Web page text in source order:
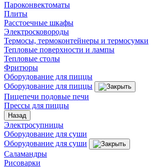
Пароконвектоматы
Плиты
Расстоечные шкафы
Электросковороды
Термосы, термоконтейнеры и термосумки
Тепловые поверхности и лампы
Тепловые столы
Фритюры
Оборудование для пиццы
Оборудование для пиццы
Пицепечи подовые печи
Прессы для пиццы
Назад
Электросупницы
Оборудование для суши
Оборудование для суши
Саламандры
Рисоварки